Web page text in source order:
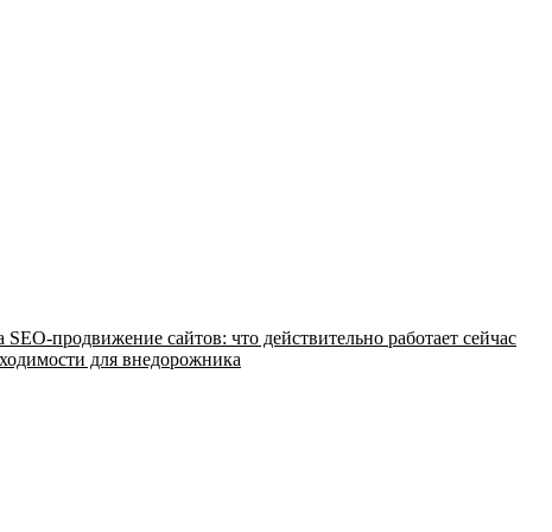
SEO-продвижение сайтов: что действительно работает сейчас
для внедорожника